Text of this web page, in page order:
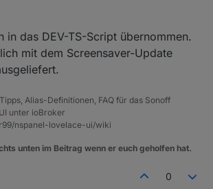
in das DEV-TS-Script übernommen.
mit dem Screensaver-Update
Alias-Definitionen, FAQ für das Sonoff
unter ioBroker
nspanel-lovelace-ui/wiki
unten im Beitrag wenn er euch geholfen hat.
0